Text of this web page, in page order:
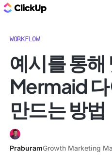
WORKFLOW
예시를 통해
Mermaid
만드는 방법
PraburamGrowth Marketing